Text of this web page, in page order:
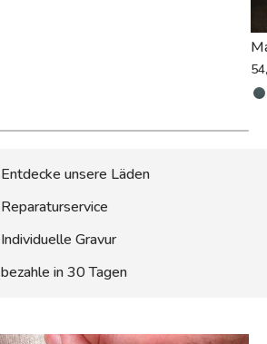
Entdecke unsere Läden
Reparaturservice
Individuelle Gravur
bezahle in 30 Tagen